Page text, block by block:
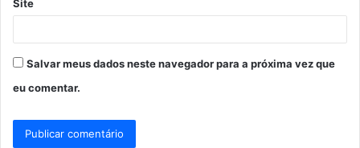
Site
Salvar meus dados neste navegador para a próxima vez que
eu comentar.